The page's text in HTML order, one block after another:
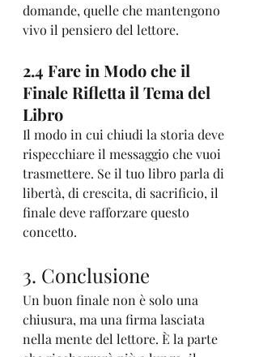
domande, quelle che mantengono
vivo il pensiero del lettore.
2.4 Fare in Modo che il
Finale Rifletta il Tema del
Libro
Il modo in cui chiudi la storia deve
rispecchiare il messaggio che vuoi
trasmettere. Se il tuo libro parla di
libertà, di crescita, di sacrificio, il
finale deve rafforzare questo
concetto.
3. Conclusione
Un buon finale non è solo una
chiusura, ma una firma lasciata
nella mente del lettore. È la parte